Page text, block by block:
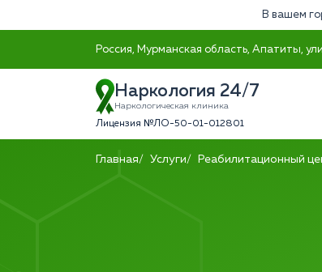
В вашем
Россия, Мурманская область, Апатиты,
Наркология 24/7
Наркологическая клиника
Лицензия №ЛО-50-01-012801
Главная Услуги Реабилитационный